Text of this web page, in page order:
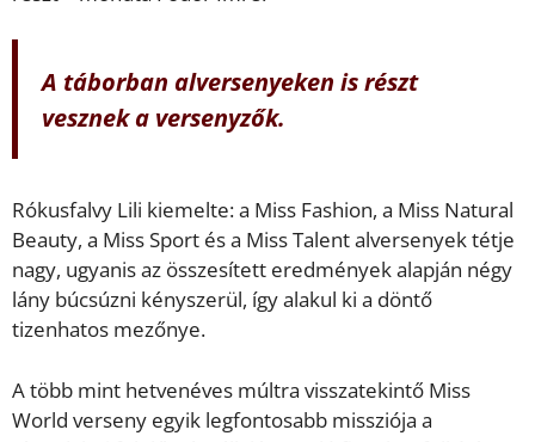
A táborban alversenyeken is részt
vesznek a versenyzők.
Rókusfalvy Lili kiemelte: a Miss Fashion, a Miss Natural
Beauty, a Miss Sport és a Miss Talent alversenyek tétje
nagy, ugyanis az összesített eredmények alapján négy
lány búcsúzni kényszerül, így alakul ki a döntő
tizenhatos mezőnye.
A több mint hetvenéves múltra visszatekintő Miss
World verseny egyik legfontosabb missziója a